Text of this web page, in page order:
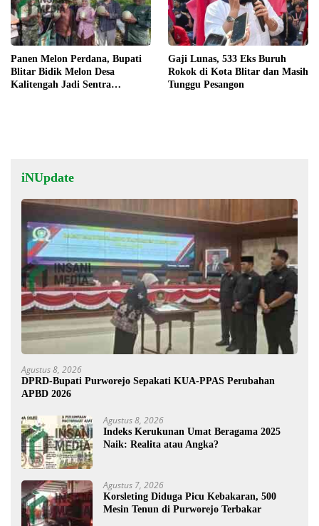
Panen Melon Perdana, Bupati
Blitar Bidik Melon Desa
Kalitengah Jadi Sentra
Gaji Lunas, 533 Eks Buruh
Rokok di Kota Blitar dan Masih
Tunggu Pesangon
iNUpdate
Agustus 8, 2026
DPRD-Bupati Purworejo Sepakati KUA-PPAS Perubahan
APBD 2026
Agustus 8, 2026
Indeks Kerukunan Umat Beragama 2025
Naik: Realita atau Angka?
Agustus 7, 2026
Korsleting Diduga Picu Kebakaran, 500
Mesin Tenun di Purworejo Terbakar